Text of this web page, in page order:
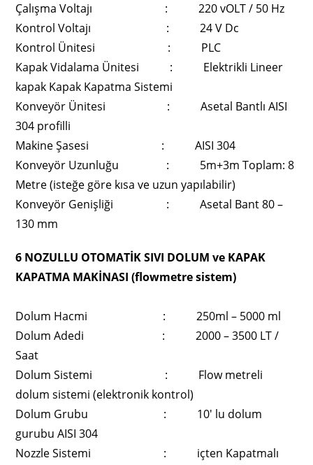
Çalışma Voltajı : 220 vOLT / 50 Hz
Kontrol Voltajı : 24 V Dc
Kontrol Ünitesi : PLC
Kapak Vidalama Ünitesi : Elektrikli Lineer
kapak Kapak Kapatma Sistemi
Konveyör Ünitesi : Asetal Bantlı AISI
304 profilli
Makine Şasesi : AISI 304
Konveyör Uzunluğu : 5m+3m Toplam: 8
Metre (isteğe göre kısa ve uzun yapılabilir)
Konveyör Genişliği : Asetal Bant 80 –
130 mm
6 NOZULLU OTOMATİK SIVI DOLUM ve KAPAK
KAPATMA MAKİNASI (flowmetre sistem)
Dolum Hacmi : 250ml – 5000 ml
Dolum Adedi : 2000 – 3500 LT /
Saat
Dolum Sistemi : Flow metreli
dolum sistemi (elektronik kontrol)
Dolum Grubu : 10′ lu dolum
gurubu AISI 304
Nozzle Sistemi : içten Kapatmalı